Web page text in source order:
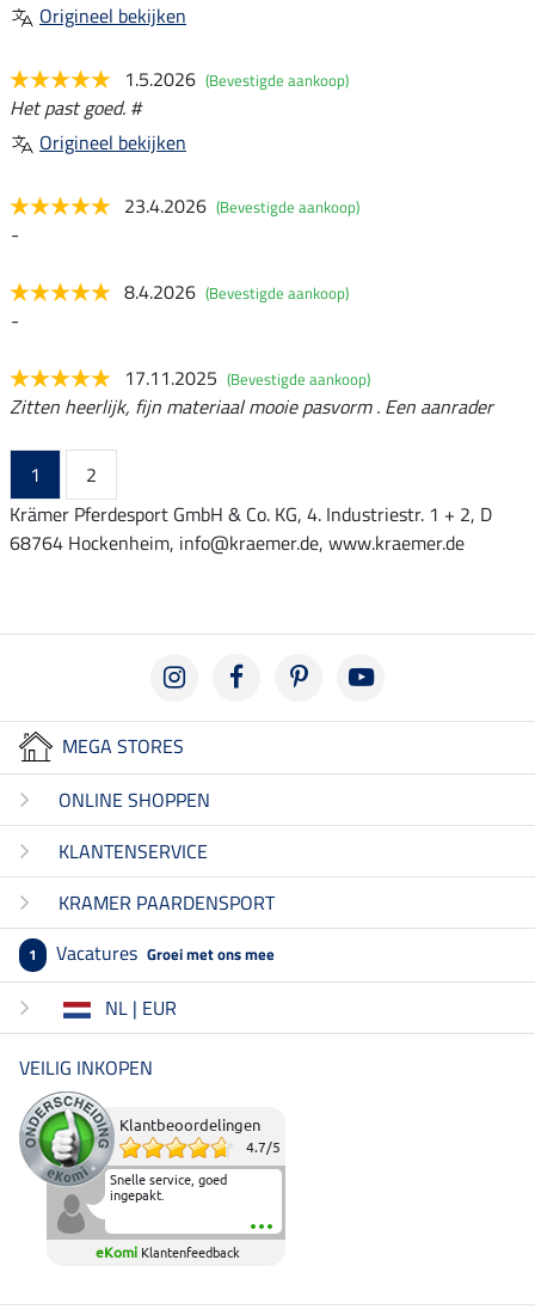
Origineel bekijken
1.5.2026 (Bevestigde aankoop)
Het past goed. #
Origineel bekijken
23.4.2026 (Bevestigde aankoop)
-
8.4.2026 (Bevestigde aankoop)
-
17.11.2025 (Bevestigde aankoop)
Zitten heerlijk, fijn materiaal mooie pasvorm . Een aanrader
1
2
Krämer Pferdesport GmbH & Co. KG, 4. Industriestr. 1 + 2, D
68764 Hockenheim, info@kraemer.de, www.kraemer.de
MEGA STORES
ONLINE SHOPPEN
KLANTENSERVICE
KRAMER PAARDENSPORT
1 Vacatures Groei met ons mee
NL | EUR
VEILIG INKOPEN
Klantbeoordelingen
4.7/5
Snelle service, goed
ingepakt.
eKomi Klantenfeedback